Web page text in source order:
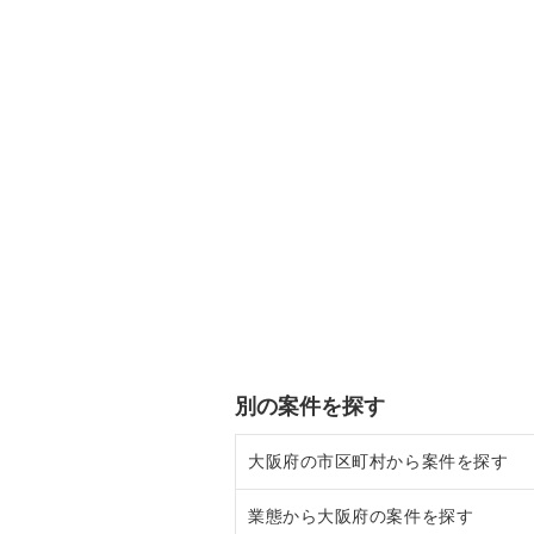
別の案件を探す
大阪府の市区町村から案件を探す
大阪市北区の飲食店の居抜き売却
業態から大阪府の案件を探す